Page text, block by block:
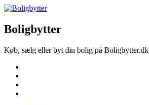
Boligbytter
Køb, sælg eller byt din bolig på Boligbytter.dk